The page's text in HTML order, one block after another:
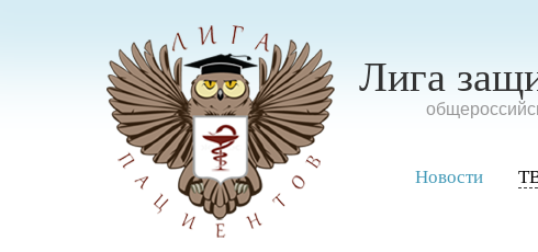
Лига
Новости